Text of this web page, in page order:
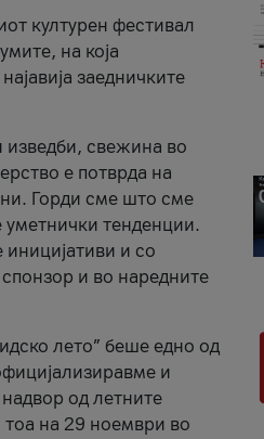
културен фестивал
на која
заедничките
изведби, свежина во
е потврда на
Горди сме што сме
тенденции.
иницијативи и со
и во наредните
лето” беше едно од
и
од летните
тоа на 29 ноември во